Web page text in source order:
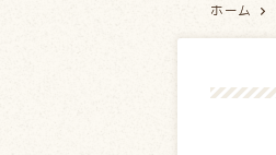
ホーム